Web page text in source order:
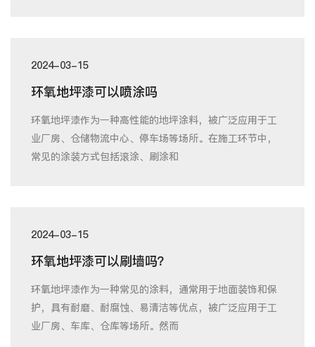
2024-03-15
环氧地坪漆可以喷涂吗
环氧地坪漆作为一种高性能的地坪涂料，被广泛应用于工
业厂房、仓储物流中心、停车场等场所。在施工环节中，
常见的涂装方式包括滚涂、刷涂和
2024-03-15
环氧地坪漆可以刷墙吗？
环氧地坪漆作为一种常见的涂料，通常用于地面装饰和保
护，具有耐磨、耐腐蚀、易清洁等优点，被广泛应用于工
业厂房、车库、仓库等场所。然而